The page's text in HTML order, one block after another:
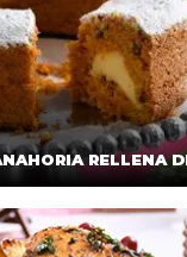
RELLENA